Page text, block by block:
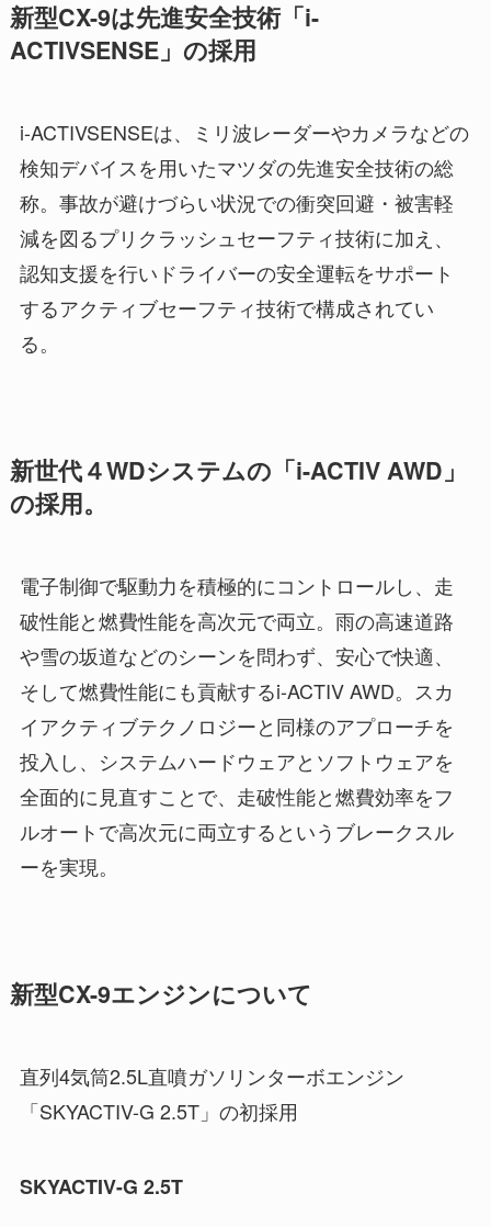
新型CX-9は先進安全技術「i-
ACTIVSENSE」の採用
i-ACTIVSENSEは、ミリ波レーダーやカメラなどの
検知デバイスを用いたマツダの先進安全技術の総
称。事故が避けづらい状況での衝突回避・被害軽
減を図るプリクラッシュセーフティ技術に加え、
認知支援を行いドライバーの安全運転をサポート
するアクティブセーフティ技術で構成されてい
る。
新世代４WDシステムの「i-ACTIV AWD」
の採用。
電子制御で駆動力を積極的にコントロールし、走
破性能と燃費性能を高次元で両立。雨の高速道路
や雪の坂道などのシーンを問わず、安心で快適、
そして燃費性能にも貢献するi-ACTIV AWD。スカ
イアクティブテクノロジーと同様のアプローチを
投入し、システムハードウェアとソフトウェアを
全面的に見直すことで、走破性能と燃費効率をフ
ルオートで高次元に両立するというブレークスル
ーを実現。
新型CX-9エンジンについて
直列4気筒2.5L直噴ガソリンターボエンジン
「SKYACTIV-G 2.5T」の初採用
SKYACTIV-G 2.5T